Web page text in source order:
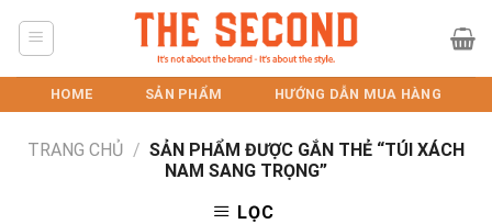
HOME SẢN PHẨM HƯỚNG DẪN MUA HÀNG
TRANG CHỦ / SẢN PHẨM ĐƯỢC GẮN THẺ “TÚI XÁCH
NAM SANG TRỌNG”
LỌC